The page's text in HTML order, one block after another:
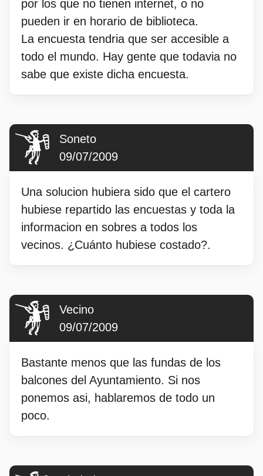
por los que no tienen internet, o no
pueden ir en horario de biblioteca.
La encuesta tendria que ser accesible a
todo el mundo. Hay gente que todavia no
sabe que existe dicha encuesta.
Soneto
09/07/2009
Una solucion hubiera sido que el cartero
hubiese repartido las encuestas y toda la
informacion en sobres a todos los
vecinos. ¿Cuánto hubiese costado?.
Vecino
09/07/2009
Bastante menos que las fundas de los
balcones del Ayuntamiento. Si nos
ponemos asi, hablaremos de todo un
poco.